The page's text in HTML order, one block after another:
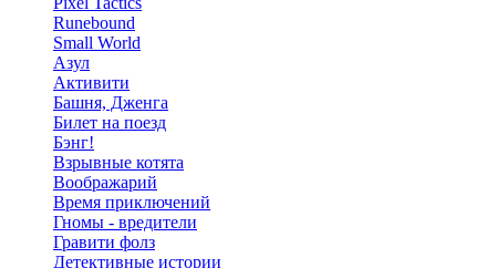
Runebound
Small World
Азул
Активити
Башня, Дженга
Билет на поезд
Бэнг!
Взрывные котята
Воображарий
Время приключений
Гномы - вредители
Гравити фолз
Детективные истории